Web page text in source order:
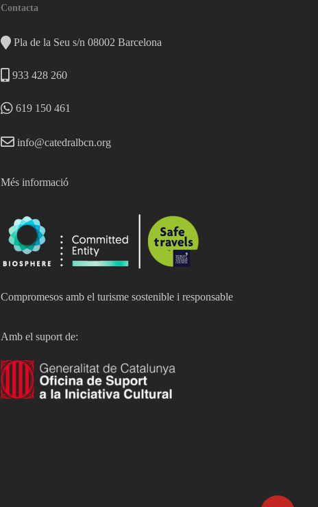
Contacta
Pla de la Seu s/n 08002 Barcelona
933 428 260
619 150 461
info@catedralbcn.org
Més informació
Compromesos amb el turisme sostenible i responsable
Amb el suport de: